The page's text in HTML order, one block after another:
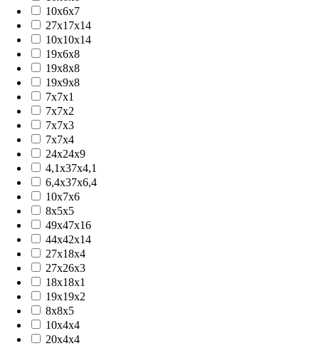
10x6x7
27x17x14
10x10x14
19x6x8
19x8x8
19x9x8
7x7x1
7x7x2
7x7x3
7x7x4
24x24x9
4,1x37x4,1
6,4x37x6,4
10x7x6
8х5х5
49x47x16
44x42x14
27x18x4
27x26x3
18x18x1
19x19x2
8x8x5
10х4х4
20х4х4